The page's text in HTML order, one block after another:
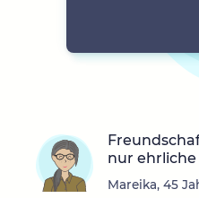
nur
Mareika, 45